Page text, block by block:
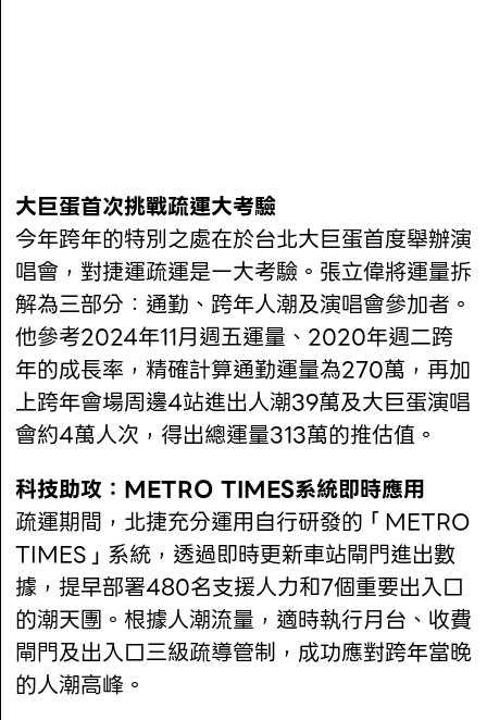
大巨蛋首次挑戰疏運大考驗
今年跨年的特別之處在於台北大巨蛋首度舉辦演
唱會，對捷運疏運是一大考驗。張立偉將運量拆
解為三部分：通勤、跨年人潮及演唱會參加者。
他參考2024年11月週五運量、2020年週二跨
年的成長率，精確計算通勤運量為270萬，再加
上跨年會場周邊4站進出人潮39萬及大巨蛋演唱
會約4萬人次，得出總運量313萬的推估值。
科技助攻：METRO TIMES系統即時應用
疏運期間，北捷充分運用自行研發的「METRO
TIMES」系統，透過即時更新車站閘門進出數
據，提早部署480名支援人力和7個重要出入口
的潮天團。根據人潮流量，適時執行月台、收費
閘門及出入口三級疏導管制，成功應對跨年當晚
的人潮高峰。